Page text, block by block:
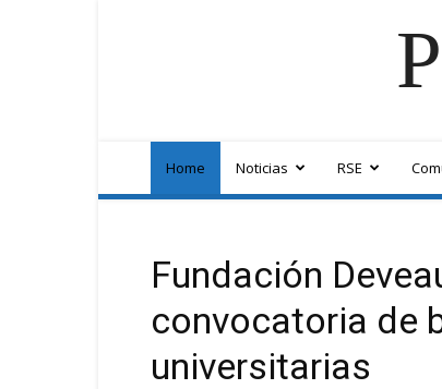
Home Noticias RSE
Fundación
convocatoria de
universitarias